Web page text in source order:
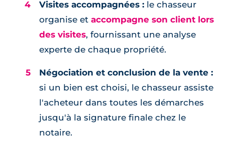
Visites accompagnées : le chasseur
organise et accompagne son client lors
des visites, fournissant une analyse
experte de chaque propriété.
Négociation et conclusion de la vente :
si un bien est choisi, le chasseur assiste
l'acheteur dans toutes les démarches
jusqu'à la signature finale chez le
notaire.